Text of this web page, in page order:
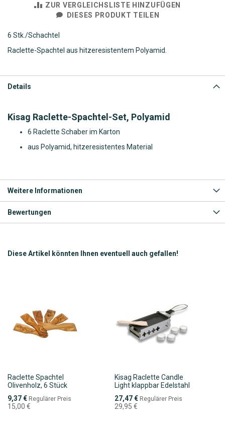
ZUR VERGLEICHSLISTE HINZUFÜGEN
DIESES PRODUKT TEILEN
6 Stk./Schachtel
Raclette-Spachtel aus hitzeresistentem Polyamid.
Details
Kisag Raclette-Spachtel-Set, Polyamid
6 Raclette Schaber im Karton
aus Polyamid, hitzeresistentes Material
Weitere Informationen
Bewertungen
Diese Artikel könnten Ihnen eventuell auch gefallen!
Raclette Spachtel
Olivenholz, 6 Stück
Sonderpreis
9,37 € Regulärer Preis
15,00 €
Kisag Raclette Candle
Light klappbar Edelstahl
Sonderpreis
27,47 € Regulärer Preis
29,95 €